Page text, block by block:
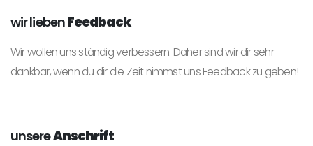
wir liebenFeedback
Wir wollen uns ständig verbessern. Daher sind wir dir sehr
dankbar, wenn du dir die Zeit nimmst uns Feedback zu geben!
unsereAnschrift